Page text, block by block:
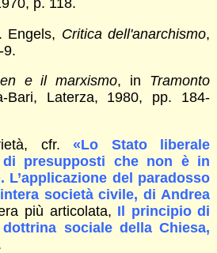
Engels, Critica dell'anarchismo,
9.
e il marxismo, in Tramonto
Bari, Laterza, 1980, pp. 184-
cfr.«Lo Stato liberale
di presupposti che non è in
L’applicazione del paradosso
società civile, di Andrea
più articolata, Il principio di
sociale della Chiesa,